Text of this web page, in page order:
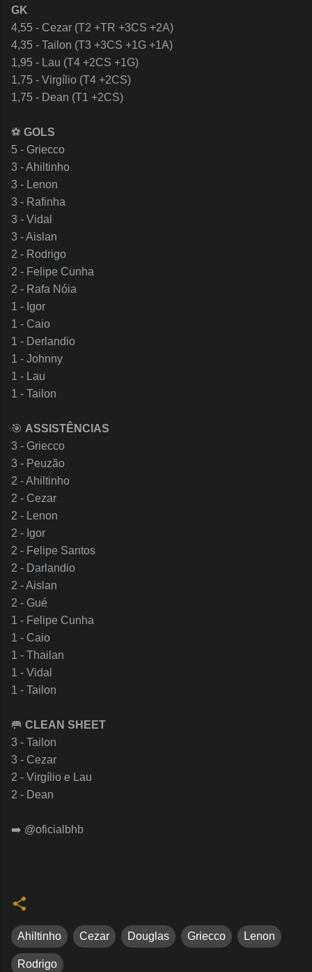
GK
4,55 - Cezar (T2 +TR +3CS +2A)
4,35 - Tailon (T3 +3CS +1G +1A)
1,95 - Lau (T4 +2CS +1G)
1,75 - Virgílio (T4 +2CS)
1,75 - Dean (T1 +2CS)
⚽️ GOLS
5 - Griecco
3 - Ahiltinho
3 - Lenon
3 - Rafinha
3 - Vidal
3 - Aislan
2 - Rodrigo
2 - Felipe Cunha
2 - Rafa Nóia
1 - Igor
1 - Caio
1 - Derlandio
1 - Johnny
1 - Lau
1 - Tailon
🎯 ASSISTÊNCIAS
3 - Griecco
3 - Peuzão
2 - Ahiltinho
2 - Cezar
2 - Lenon
2 - Igor
2 - Felipe Santos
2 - Darlandio
2 - Aislan
2 - Gué
1 - Felipe Cunha
1 - Caio
1 - Thailan
1 - Vidal
1 - Tailon
🥅 CLEAN SHEET
3 - Tailon
3 - Cezar
2 - Virgílio e Lau
2 - Dean
➡️ @oficialbhb
Ahiltinho Cezar Douglas Griecco Lenon
Rodrigo